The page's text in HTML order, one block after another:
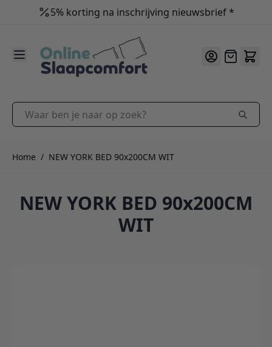
5% korting na inschrijving nieuwsbrief *
9.2 /10
Offerte
Waar ben je naar op zoek?
Home / NEW YORK BED 90x200CM WIT
NEW YORK BED 90x200CM
WIT